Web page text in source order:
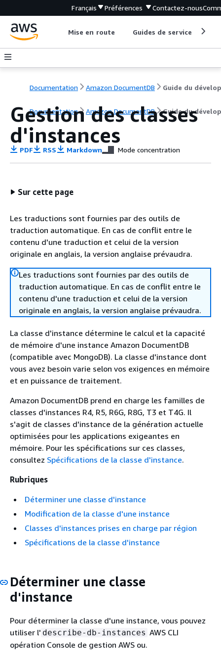
Français Préférences Contactez-nous
Mise en route Guides de service
Documentation Amazon DocumentDB
Documentation Amazon DocumentDB Guide du
Gestion des classes
d'instances
PDF RSS Markdown Mode concentration
Sur cette page
Les traductions sont fournies par des outils de
traduction automatique. En cas de conflit entre le
contenu d'une traduction et celui de la version
originale en anglais, la version anglaise prévaudra.
Les traductions sont fournies par des outils de
traduction automatique. En cas de conflit entre le
contenu d'une traduction et celui de la version
originale en anglais, la version anglaise prévaudra.
La classe d'instance détermine le calcul et la capacité
de mémoire d'une instance Amazon DocumentDB
(compatible avec MongoDB). La classe d'instance dont
vous avez besoin varie selon vos exigences en mémoire
et en puissance de traitement.
Amazon DocumentDB prend en charge les familles de
classes d'instances R4, R5, R6G, R8G, T3 et T4G. Il
s'agit de classes d'instance de la génération actuelle
optimisées pour les applications exigeantes en
mémoire. Pour les spécifications sur ces classes,
consultez Spécifications de la classe d'instance.
Rubriques
Déterminer une classe d'instance
Modification de la classe d'une instance
Classes d'instances prises en charge par région
Spécifications de la classe d'instance
Déterminer une classe
d'instance
Pour déterminer la classe d'une instance, vous pouvez
utiliser l' describe-db-instances AWS CLI
opération Console de gestion AWS ou.